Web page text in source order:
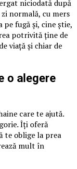
niciodată după
normală, cu mers
fugă și, cine știe,
potrivită ține de
viață și chiar de
o alegere
care te ajută.
Îți oferă
te oblige la prea
mult în